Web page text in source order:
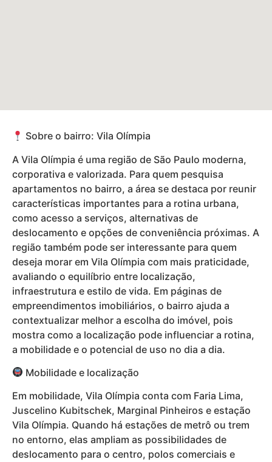
Sobre o bairro: Vila Olímpia
A Vila Olímpia é uma região de São Paulo moderna,
corporativa e valorizada. Para quem pesquisa
apartamentos no bairro, a área se destaca por reunir
características importantes para a rotina urbana,
como acesso a serviços, alternativas de
deslocamento e opções de conveniência próximas. A
região também pode ser interessante para quem
deseja morar em Vila Olímpia com mais praticidade,
avaliando o equilíbrio entre localização,
infraestrutura e estilo de vida. Em páginas de
empreendimentos imobiliários, o bairro ajuda a
contextualizar melhor a escolha do imóvel, pois
mostra como a localização pode influenciar a rotina,
a mobilidade e o potencial de uso no dia a dia.
Mobilidade e localização
Em mobilidade, Vila Olímpia conta com Faria Lima,
Juscelino Kubitschek, Marginal Pinheiros e estação
Vila Olímpia. Quando há estações de metrô ou trem
no entorno, elas ampliam as possibilidades de
deslocamento para o centro, polos comerciais e